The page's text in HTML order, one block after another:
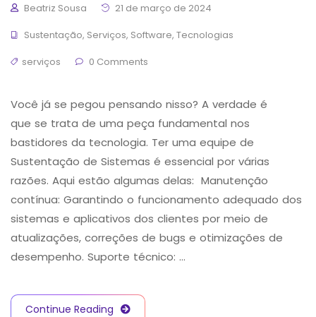
Beatriz Sousa
21 de março de 2024
Sustentação, Serviços, Software, Tecnologias
serviços
0 Comments
Você já se pegou pensando nisso? A verdade é
que se trata de uma peça fundamental nos
bastidores da tecnologia. Ter uma equipe de
Sustentação de Sistemas é essencial por várias
razões. Aqui estão algumas delas: Manutenção
contínua: Garantindo o funcionamento adequado dos
sistemas e aplicativos dos clientes por meio de
atualizações, correções de bugs e otimizações de
desempenho. Suporte técnico: …
Continue Reading